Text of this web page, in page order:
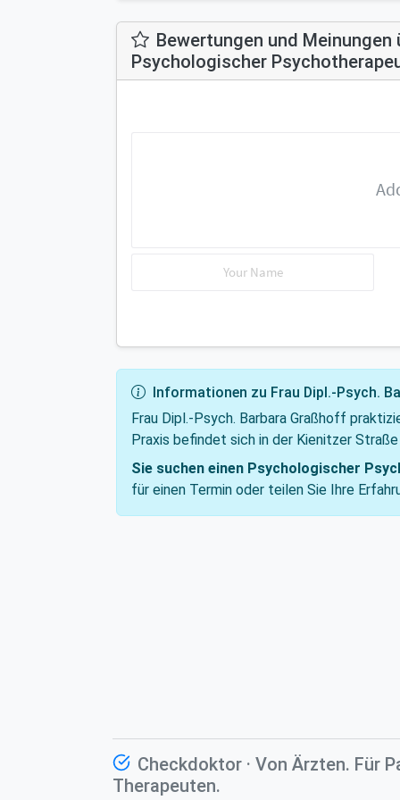
Bewertungen und Meinungen
Psychologischer
Informationen zu Frau Dipl.-Psych.
Frau Dipl.-Psych. Barbara Graßhoff
Praxis befindet sich in der Kienitzer
Sie suchen einen Psychologischer
für einen Termin oder teilen Sie Ihre
Checkdoktor · Von Ärzten. Für
Therapeuten.